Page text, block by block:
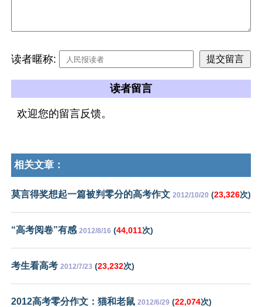
读者暱称:
读者留言
欢迎您的留言反馈。
相关文章：
莫言得奖想起一篇被判零分的高考作文 2012/10/20 (23,326次)
“高考阅卷”有感 2012/8/16 (44,011次)
考生看高考 2012/7/23 (23,232次)
2012高考零分作文：猫和老鼠 2012/6/29 (22,074次)